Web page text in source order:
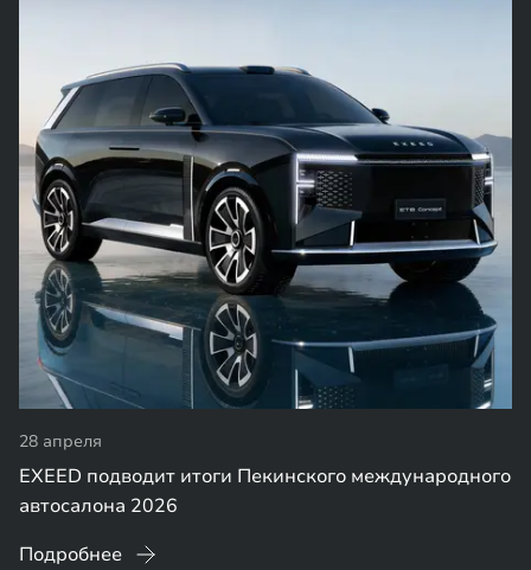
28 апреля
EXEED подводит итоги Пекинского международного
автосалона 2026
Подробнее